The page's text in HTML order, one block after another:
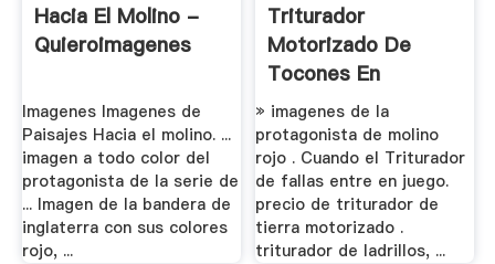
Hacia El Molino -
Quieroimagenes
Imagenes Imagenes de
Paisajes Hacia el molino. ...
imagen a todo color del
protagonista de la serie de
... Imagen de la bandera de
inglaterra con sus colores
rojo, ...
Triturador
Motorizado De
Tocones En
Imagenes
» imagenes de la
protagonista de molino
rojo . Cuando el Triturador
de fallas entre en juego.
precio de triturador de
tierra motorizado .
triturador de ladrillos, ...